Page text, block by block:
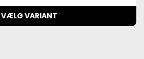
VÆLG VARIANT